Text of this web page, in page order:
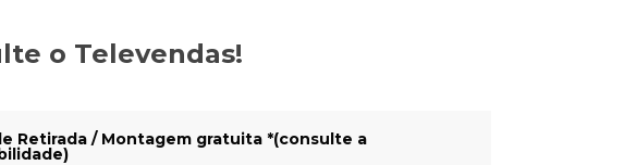
o Televendas!
Retirada / Montagem gratuita *(consulte a